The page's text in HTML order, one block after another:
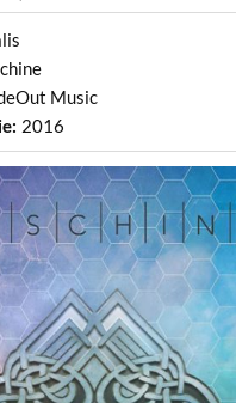
Music
2016